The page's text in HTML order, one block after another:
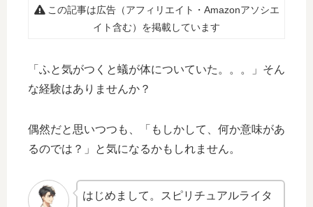
この記事は広告（アフィリエイト・Amazonアソシエ
イト含む）を掲載しています
「ふと気がつくと蟻が体についていた。。。」そん
な経験はありませんか？
偶然だと思いつつも、「もしかして、何か意味があ
るのでは？」と気になるかもしれません。
はじめまして。スピリチュアルライタ